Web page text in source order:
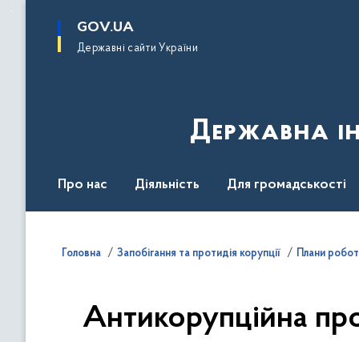
основного
GOV.UA
Державні сайти України
Державна
Про нас Діяльність Для громадськості
Головна Запобігання та протидія корупції Плани
Антикорупційна